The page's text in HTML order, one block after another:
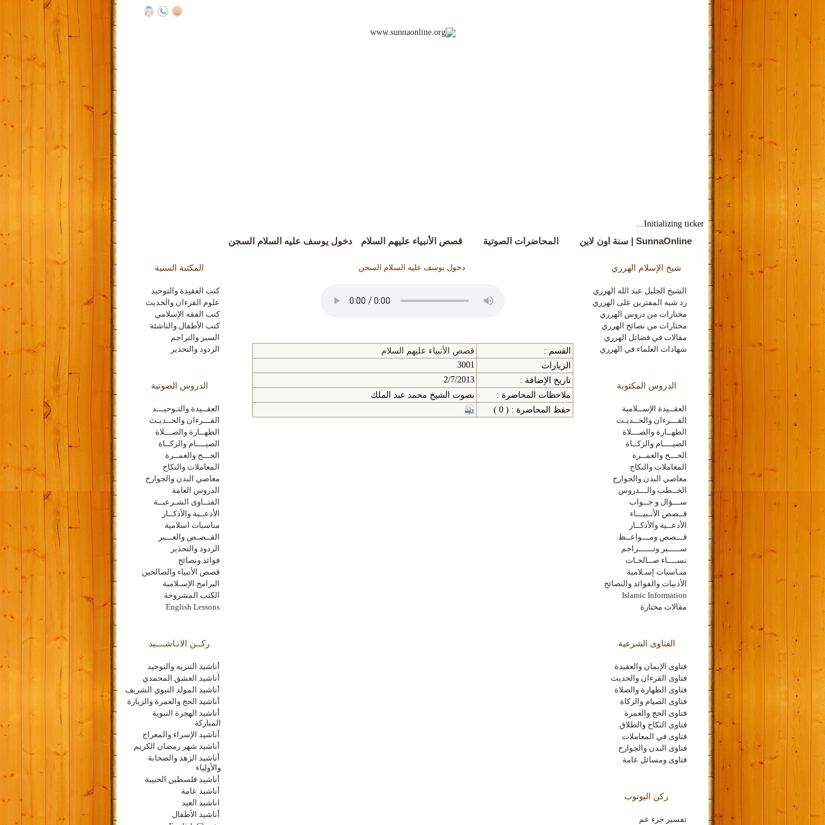
Initializing ticker...
SunnaOnline | سنة اون لاين المحاضرات الصوتية قصص الأنبياء عليهم السلام دخول يوسف عليه السلام السجن
شيخ الإسلام الهرري
الشيخ الجليل عبد الله الهرري
رد شبه المفترين على الهرري
مختارات من دروس الهرري
مختارات من نصائح الهرري
مقالات في فضائل الهرري
شهادات العلماء في الهرري
الدروس المكتوبة
العقــيدة الإســلامية
القـــرءان والحــديـث
الطهــارة والصـــلاة
الصيــــام والزكــاة
الحـــج والعمــرة
المعاملات والنكاح
معاصي البدن والجوارح
الخــطب والـــدروس
ســـؤال و جــواب
قــصص الأنـبيـــاء
الأدعــية والأذكــار
قـــصص ومـــواعــظ
ســـــير وتــــــراجم
نســــاء صــالحـات
منـاسبات إسـلامية
الأدبيات والفوائد والنصائح
Islamic Information
مقالات مختارة
الفتاوى الشرعية
فتاوى الإيمان والعقيدة
فتاوى القرءان والحديث
فتاوى الطهارة والصلاة
فتاوى الصيام والزكاة
فتاوى الحج والعمرة
فتاوى النكاح والطلاق
فتاوى في المعاملات
فتاوى البدن والجوارح
فتاوى ومسائل عامة
ركن اليوتوب
تفسير جزء عم
المكتبة السنية
كتب العقيدة والتوحيد
علوم القرءان والحديث
كتب الفقه الإسلامي
كتب الأطفال والناشئة
السير والتراجم
الردود والتحذير
الدروس الصوتية
العقــيدة والتـوحيـــد
القـــرءان والحــديـث
الطهــارة والصـــلاة
الصيــــام والزكــاة
الحـــج والعمــرة
المعاملات والنكاح
معاصي البدن والجوارح
الدروس العامة
الفتــاوى الشـرعيــة
الأدعــية والأذكــار
مناسبات اسلامية
القــصـص والعـــبر
الردود والتحذير
فوائد ونصائح
قصص الأنبياء والصالحين
البرامج الإسـلامية
الكتب المشروحة
English Lessons
ركــن الانـاشــــيد
أناشيد التنزيه والتوحيد
أناشيد العشق المحمدي
أناشيد المولد النبوي الشريف
أناشيد الحج والعمرة والزيارة
أناشيد الهجرة النبوية
المباركة
أناشيد الإسراء والمعراج
أناشيد شهر رمضان الكريم
أناشيد الزهد والصحابة
والأولياء
أناشيد فلسطين الحبيبة
أناشيد عامة
اناشيد العيد
أناشيد الأطفال
دخول يوسف عليه السلام السجن
القسم :
قصص الأنبياء عليهم السلام
الزيارات
3001
تاريخ الإضافة :
2/7/2013
ملاحظات المحاضرة :
بصوت الشيخ محمد عبد الملك
حفظ المحاضرة : ( 0 )